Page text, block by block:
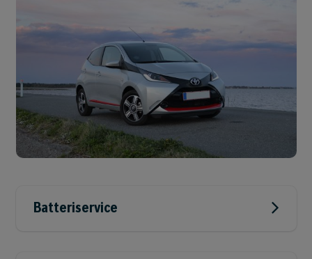
Batteriservice